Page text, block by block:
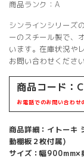
¥
で
し
た。
商品ランク：A
シンラインシリーズ
ーのスチール製で、
います。在庫状況や
お問い合わせください
商品コード：
お電話でのお問い合わせ
商品詳細：イトー
動棚板２枚付属)
サイズ：幅